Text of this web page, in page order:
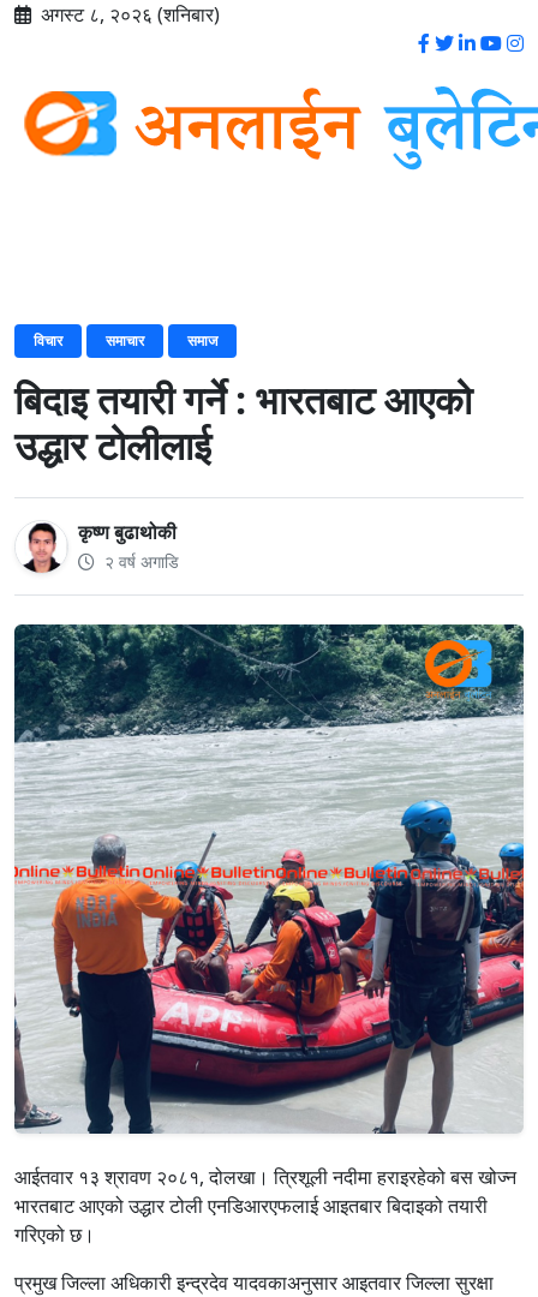
अगस्ट ८, २०२६ (शनिबार)
विचार समाचार समाज
बिदाइ तयारी गर्ने : भारतबाट आएको
उद्धार टोलीलाई
कृष्ण बुढाथोकी
२ वर्ष अगाडि
आईतवार १३ श्रावण २०८१, दोलखा। त्रिशूली नदीमा हराइरहेको बस खोज्न
भारतबाट आएको उद्धार टोली एनडिआरएफलाई आइतबार बिदाइको तयारी
गरिएको छ।
प्रमुख जिल्ला अधिकारी इन्द्रदेव यादवकाअनुसार आइतवार जिल्ला सुरक्षा